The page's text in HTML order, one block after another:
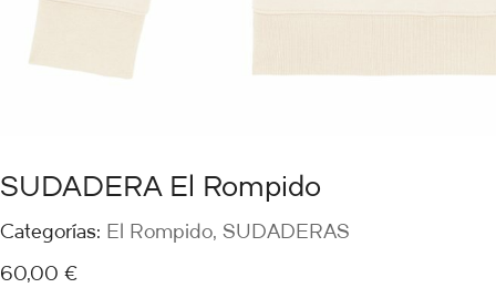
SUDADERA El Rompido
60,00 €
Categorías: El Rompido, SUDADERAS